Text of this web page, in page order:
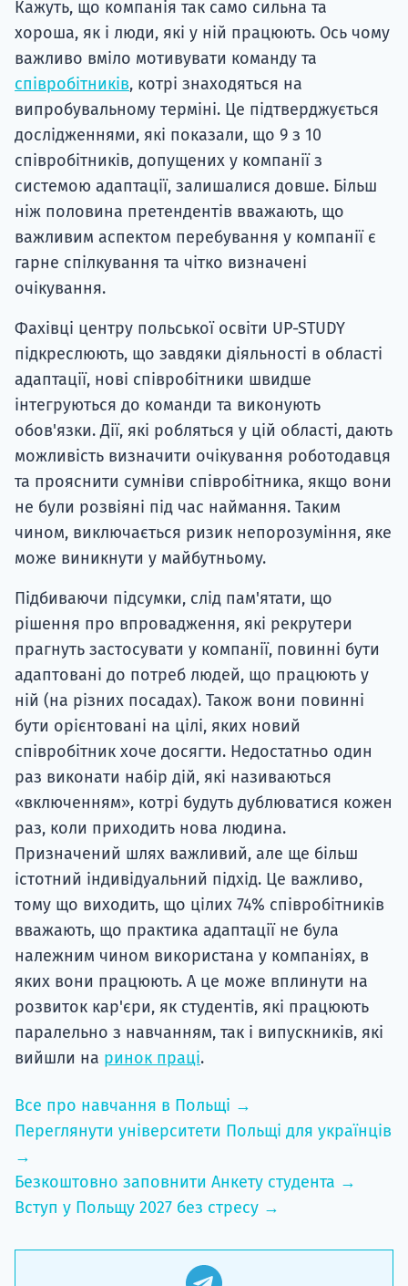
Кажуть, що компанія так само сильна та
хороша, як і люди, які у ній працюють. Ось чому
важливо вміло мотивувати команду та
співробітників, котрі знаходяться на
випробувальному терміні. Це підтверджується
дослідженнями, які показали, що 9 з 10
співробітників, допущених у компанії з
системою адаптації, залишалися довше. Більш
ніж половина претендентів вважають, що
важливим аспектом перебування у компанії є
гарне спілкування та чітко визначені
очікування.
Фахівці центру польської освіти UP-STUDY
підкреслюють, що завдяки діяльності в області
адаптації, нові співробітники швидше
інтегруються до команди та виконують
обов'язки. Дії, які робляться у цій області, дають
можливість визначити очікування роботодавця
та прояснити сумніви співробітника, якщо вони
не були розвіяні під час наймання. Таким
чином, виключається ризик непорозуміння, яке
може виникнути у майбутньому.
Підбиваючи підсумки, слід пам'ятати, що
рішення про впровадження, які рекрутери
прагнуть застосувати у компанії, повинні бути
адаптовані до потреб людей, що працюють у
ній (на різних посадах). Також вони повинні
бути орієнтовані на цілі, яких новий
співробітник хоче досягти. Недостатньо один
раз виконати набір дій, які називаються
«включенням», котрі будуть дублюватися кожен
раз, коли приходить нова людина.
Призначений шлях важливий, але ще більш
істотний індивідуальний підхід. Це важливо,
тому що виходить, що цілих 74% співробітників
вважають, що практика адаптації не була
належним чином використана у компаніях, в
яких вони працюють. А це може вплинути на
розвиток кар'єри, як студентів, які працюють
паралельно з навчанням, так і випускників, які
вийшли на ринок праці.
Все про навчання в Польщі →
Переглянути університети Польщі для українців
→
Безкоштовно заповнити Анкету студента →
Вступ у Польщу 2027 без стресу →